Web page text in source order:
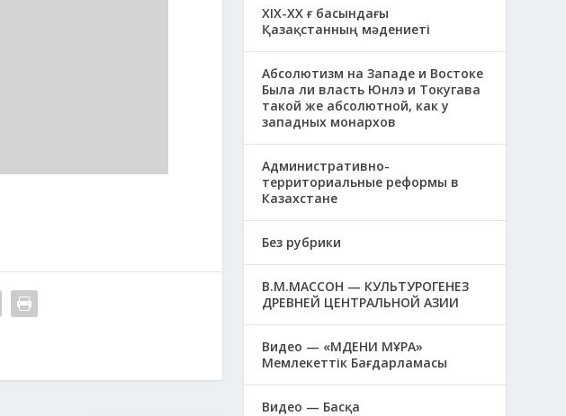
XIХ-XX ғ басындағы
Қазақстанның мәдениеті
Абсолютизм на Западе и Востоке
Была ли власть Юнлэ и Токугава
такой же абсолютной, как у
западных монархов
Административно-
территориальные реформы в
Казахстане
Без рубрики
В.М.МАССОН — КУЛЬТУРОГЕНЕЗ
ДРЕВНЕЙ ЦЕНТРАЛЬНОЙ АЗИИ
Видео — «МӘДЕНИ МҰРА»
Мемлекеттік Бағдарламасы
Видео — Басқа